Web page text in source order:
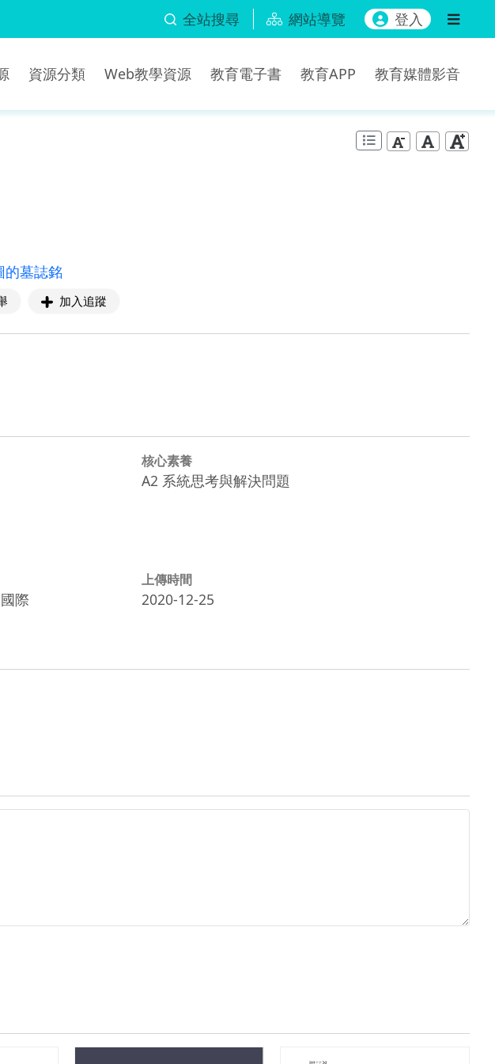
全站搜尋 網站導覽 登入
資源分類 Web教學資源 教育電子書 教育APP 教育媒體影音
的墓誌銘
加入追蹤
核心素養
A2 系統思考與解決問題
際
上傳時間
2020-12-25